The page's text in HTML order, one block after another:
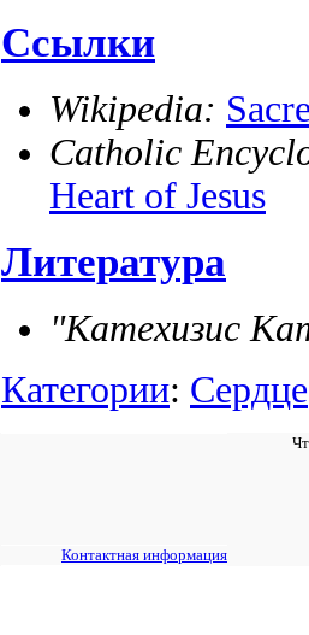
Ссылки
Wikipedia:
Catholic
Heart of Jesus
Литература
"Катехизис
Категории: Сердце
Контактная информация